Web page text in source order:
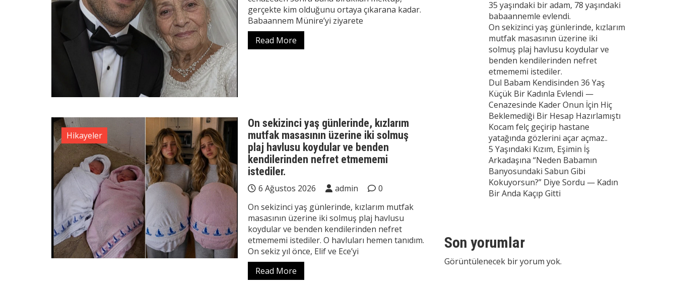
gerçekte kim olduğunu ortaya çıkarana kadar.
Babaannem Münire’yi ziyarete
Read More
Hikayeler
On sekizinci yaş günlerinde, kızlarım
mutfak masasının üzerine iki solmuş
plaj havlusu koydular ve benden
kendilerinden nefret etmememi
istediler.
6 Ağustos 2026 admin
0
On sekizinci yaş günlerinde, kızlarım mutfak
masasının üzerine iki solmuş plaj havlusu
koydular ve benden kendilerinden nefret
etmememi istediler. O havluları hemen tanıdım.
On sekiz yıl önce, Elif ve Ece’yi
Read More
35 yaşındaki bir adam, 78 yaşındaki
babaannemle evlendi.
On sekizinci yaş günlerinde, kızlarım
mutfak masasının üzerine iki
solmuş plaj havlusu koydular ve
benden kendilerinden nefret
etmememi istediler.
Dul Babam Kendisinden 36 Yaş
Küçük Bir Kadınla Evlendi —
Cenazesinde Kader Onun İçin Hiç
Beklemediği Bir Hesap Hazırlamıştı
Kocam felç geçirip hastane
yatağında gözlerini açar açmaz..
5 Yaşındaki Kızım, Eşimin İş
Arkadaşına “Neden Babamın
Banyosundaki Sabun Gibi
Kokuyorsun?” Diye Sordu — Kadın
Bir Anda Kaçıp Gitti
Son yorumlar
Görüntülenecek bir yorum yok.